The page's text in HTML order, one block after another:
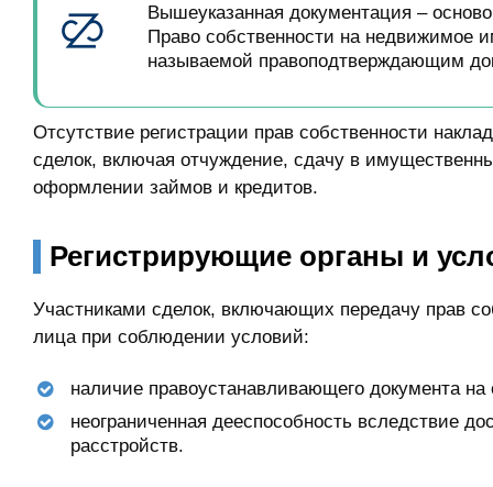
Вышеуказанная документация –
Право собственности на недвижимое
называемой правоподтверждающим
Отсутствие регистрации прав собственности
сделок, включая отчуждение, сдачу в
оформлении займов и кредитов.
Регистрирующие органы и
Участниками сделок, включающих передачу прав
лица при соблюдении условий:
наличие правоустанавливающего документа
неограниченная дееспособность вследствие
расстройств.